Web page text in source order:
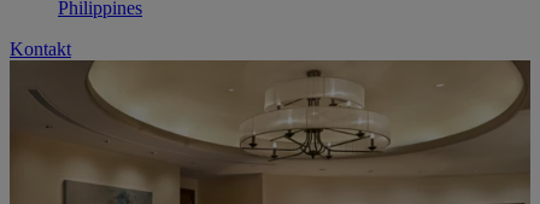
Philippines
Kontakt